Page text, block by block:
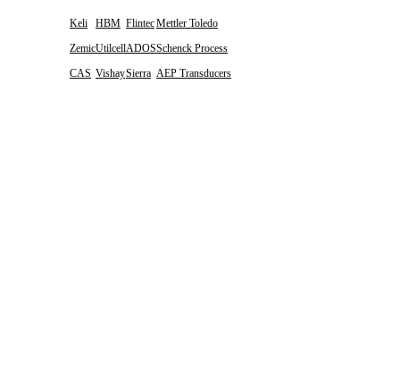
Keli
Zemic
CAS
HBM
Utilcell
Vishay
Flintec
ADOS
Sierra
Mettler Toledo
Schenck Process
AEP Transducers